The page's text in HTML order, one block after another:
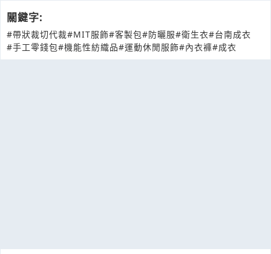
關鍵字:
#帶狀裁切代裁#MIT服飾#客製包#防曬服#衛生衣#台南成衣
#手工零錢包#機能性紡織品#運動休閒服飾#內衣褲#成衣